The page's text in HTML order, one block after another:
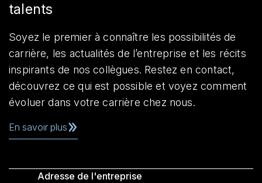
talents
Soyez le premier à connaître les possibilités de
carrière, les actualités de l’entreprise et les récits
inspirants de nos collègues. Restez en contact,
découvrez ce qui est possible et voyez comment
évoluer dans votre carrière chez nous.
En savoir plus
Adresse de l'entreprise